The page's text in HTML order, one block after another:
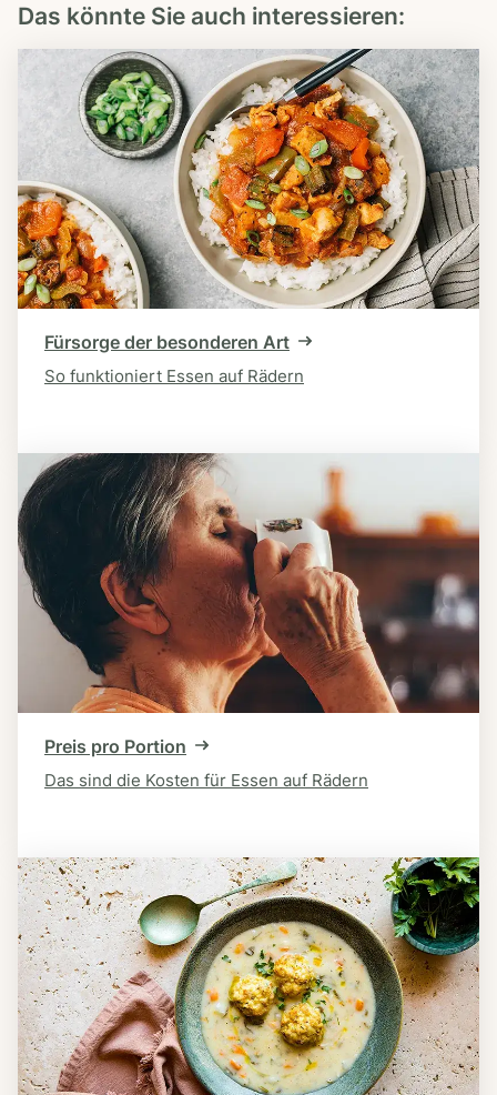
Das könnte Sie auch interessieren:
Fürsorge der besonderen Art
So funktioniert Essen auf Rädern
Preis pro Portion
Das sind die Kosten für Essen auf Rädern